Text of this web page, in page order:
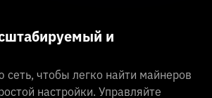
и
сеть, чтобы легко найти майнеров
настройки. Управляйте